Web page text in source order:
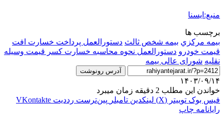
منبع:ایسنا
برچسب ها
بيمه مركزي بیمه شخص ثالث دستورالعمل پرداخت خسارت افت
قیمت خودرو دستورالعمل نحوه محاسبه خسارت کسر قیمت وسیله
نقلیه شورای عالی بیمه
آدرس رونوشت
۱۴۰۳/۰۹/۱۴
خواندن این مطلب 2 دقیقه زمان میبرد
فیس بوک توییتر (X) لینکدین ‫تامبلر ‫پین‌ترست ‫رددیت ‫VKontakte
رایانامه چاپ